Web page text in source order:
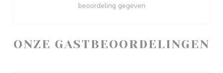
ONZE GASTBEOORDELINGEN
beoordeling gegeven